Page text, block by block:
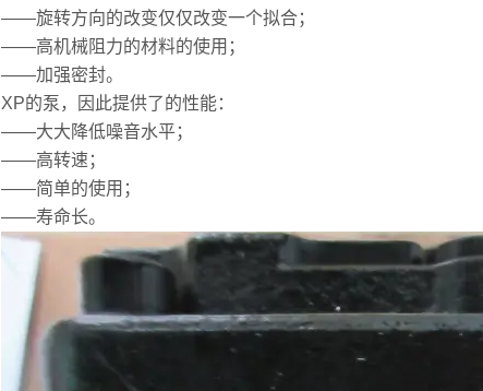
——旋转方向的改变仅仅改变一个拟合；
——高机械阻力的材料的使用；
——加强密封。
XP的泵，因此提供了的性能：
——大大降低噪音水平；
——高转速；
——简单的使用；
——寿命长。